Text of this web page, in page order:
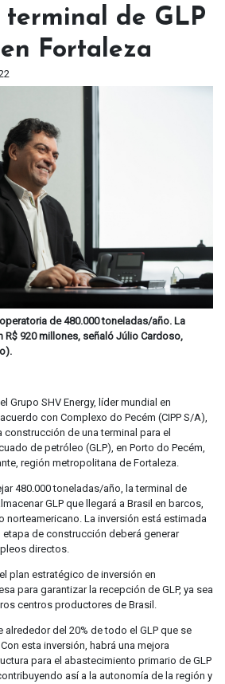
terminal de GLP
Fortaleza
de 480.000 toneladas/año. La
R$ 920 millones, señaló Júlio Cardoso,
Grupo SHV Energy, líder mundial en
con Complexo do Pecém (CIPP S/A),
construcción de una terminal para el
de petróleo (GLP), en Porto do Pecém,
región metropolitana de Fortaleza.
480.000 toneladas/año, la terminal de
GLP que llegará a Brasil en barcos,
norteamericano. La inversión está estimada
etapa de construcción deberá generar
directos.
plan estratégico de inversión en
para garantizar la recepción de GLP, ya sea
centros productores de Brasil.
del 20% de todo el GLP que se
esta inversión, habrá una mejora
para el abastecimiento primario de GLP
así a la autonomía de la región y